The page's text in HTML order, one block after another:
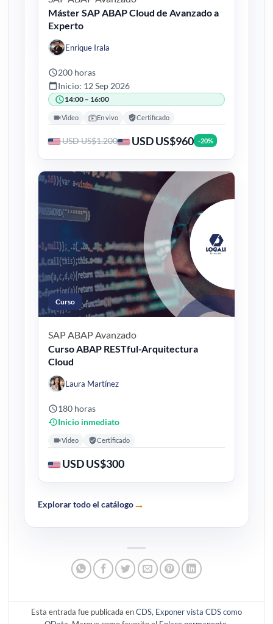
Máster SAP ABAP Cloud de Avanzado a
Experto
Enrique Irala
200 horas
Inicio: 12 Sep 2026
14:00 – 16:00
Video En vivo Certificado
USD US$1.200 USD US$960 -20%
Curso
SAP ABAPAvanzado
Curso ABAP RESTful-Arquitectura
Cloud
Laura Martínez
180 horas
Inicio inmediato
Video Certificado
USD US$300
Explorar todo el catálogo→
Esta entrada fue publicada enCDS, Exponer vista CDS como